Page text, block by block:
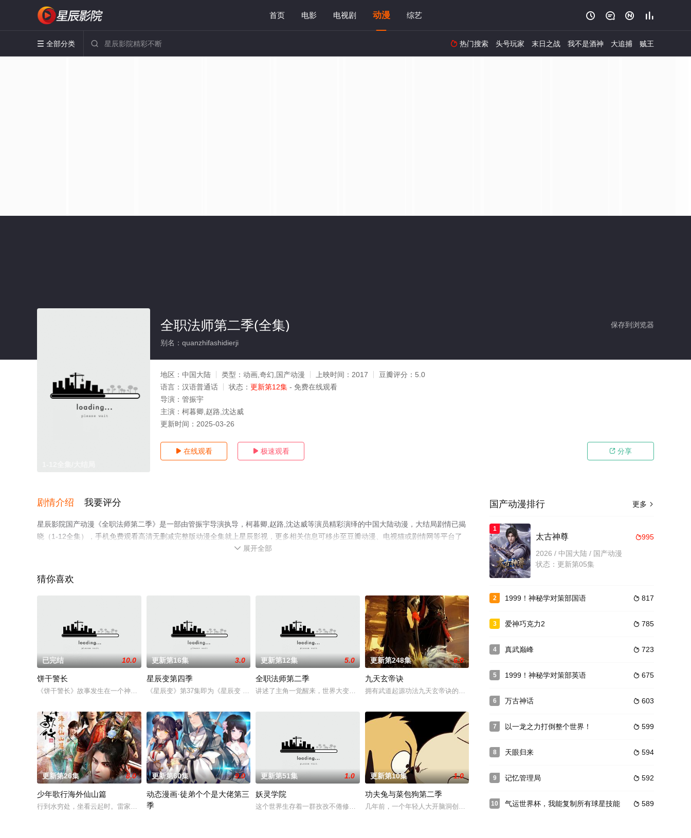
首页 电影 电视剧 动漫 综艺    
 全部分类   热门搜索 头号玩家 末日之战 我不是酒神 大追捕 贼王
保存到浏览器
全职法师第二季(全集)
别名：quanzhifashidierji
地区： 中国大陆 类型： 动画,奇幻,国产动漫 上映时间： 2017 豆瓣评分： 5.0
语言： 汉语普通话 状态： 更新第12集 - 免费在线观看
导演： 管振宇
主演： 柯暮卿,赵路,沈达威
更新时间： 2025-03-26
 在线观看  极速观看  分享
剧情介绍 我要评分
星辰影院国产动漫《全职法师第二季》是一部由管振宇导演执导，柯暮卿,赵路,沈达威等演员精彩演绎的中国大陆动漫，大结局剧情已揭
晓（1-12全集），手机免费观看高清无删减完整版动漫全集就上星辰影视，更多相关信息可移步至豆瓣动漫、电视猫或剧情网等平台了
 展开全部
猜你喜欢
已完结 10.0
饼干警长
《饼干警长》故事发生在一个神奇的食品王国，王国里居住着各种各样的饼干人，他们单纯而善良，快乐地生活着，不按常理出
更新第16集 3.0
星辰变第四季
《星辰变》第37集即为《星辰变 第四季》第1集。九剑仙府，危机四伏，秦羽在立儿的陪同下与龙族，魔族各分得一张逆央
更新第12集 5.0
全职法师第二季
讲述了主角一觉醒来，世界大变。熟悉的高中传授的是魔法，告诉大家要成为一名出色的魔法师。崇尚科学的世界变成了崇尚魔
更新第248集 6.0
九天玄帝诀
拥有武道起源功法九天玄帝诀的王凡，本是黄金学院的一名普通学员，为给兄长复仇，而戴上了银色虎王面具
更新第26集 8.0
少年歌行海外仙山篇
行到水穷处，坐看云起时。雷家堡一战后，雷家家主战死，剑仙陨落，萧瑟强行使用内力导致自身生命垂危。为挽救萧瑟，众人
更新第60集 9.0
动态漫画·徒弟个个是大佬第三
季
更新第51集 1.0
妖灵学院
这个世界生存着一群孜孜不倦修炼“觉醒”化形的妖灵！以主人公长豆想修炼成精为故事主线，配合其他角色日常间的趣事组成
更新第10集 1.0
功夫兔与菜包狗第二季
几年前，一个年轻人大开脑洞创造出了他的“二维萌宠”功夫兔与菜包狗，从此他们便过上了兔飞狗跳、相爱相
更多 
国产动漫排行
1
995
太古神尊
2026 / 中国大陆 / 国产动漫
状态：更新第05集
2  817
1999！神秘学对策部国语
3  785
爱神巧克力2
4  723
真武巅峰
5  675
1999！神秘学对策部英语
6  603
万古神话
7  599
以一龙之力打倒整个世界！
8  594
天眼归来
9  592
记忆管理局
10  589
气运世界杯，我能复制所有球星技能